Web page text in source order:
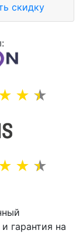
скидку
гарантия на